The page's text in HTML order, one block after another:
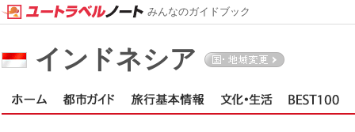
インドネシア
みんなのガイドブック